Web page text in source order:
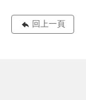
回上一頁